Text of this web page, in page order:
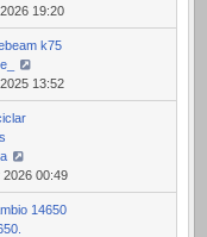
19:20
k75
13:52
2026 00:49
14650